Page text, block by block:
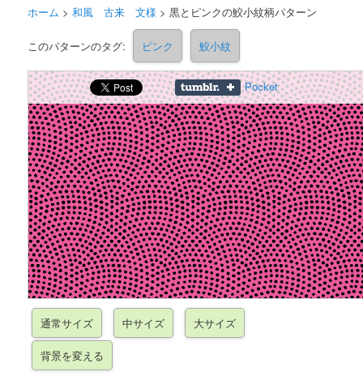
ホーム >和風 古来 文様 >黒とピンクの鮫小紋柄パターン
このパターンのタグ: ピンク 鮫小紋
Pocket